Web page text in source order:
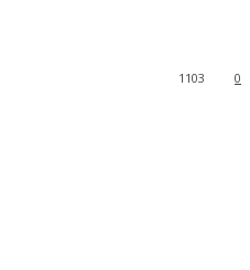
0
1103